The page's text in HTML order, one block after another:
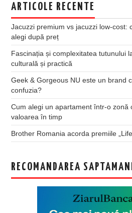
ARTICOLE RECENTE
Jacuzzi premium vs jacuzzi low-cost:
alegi după preț
Fascinația și complexitatea tutunului
culturală și practică
Geek & Gorgeous NU este un brand
confuzia?
Cum alegi un apartament într-o zonă
valoarea în timp
Brother Romania acorda premiile
RECOMANDAREA